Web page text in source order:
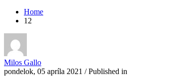
Home
12
Milos Gallo
pondelok, 05 apríla 2021 /Published in